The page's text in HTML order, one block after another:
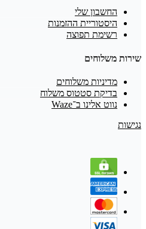
החשבון שלי
היסטוריית ההזמנות
רשימת תפוצה
שירות משלוחים
מדיניות משלוחים
בדיקת סטטוס משלוח
נווט אלינו ב־Waze
נגישות